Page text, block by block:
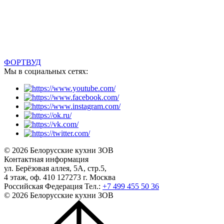
ФОРТВУД
Мы в социальных сетях:
© 2026 Белорусские кухни ЗОВ
Контактная информация
ул. Берёзовая аллея, 5А, стр.5,
4 этаж, оф. 410 127273 г. Москва
Российская Федерация Тел.: +7 499 455 50 36
© 2026 Белорусские кухни ЗОВ